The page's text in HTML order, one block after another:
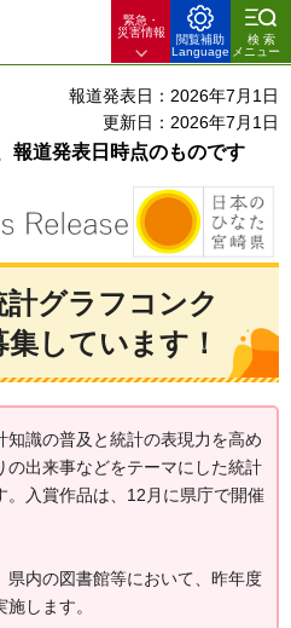
緊急・
災害情報
閲覧補助
Language
検索
メニュー
報道発表日：2026年7月1日
更新日：2026年7月1日
報道発表日時点のものです
計グラフコンク
しています！
識の普及と統計の表現力を高め
の出来事などをテーマにした統計
。入賞作品は、12月に県庁で開催
県内の図書館等において、昨年度
します。